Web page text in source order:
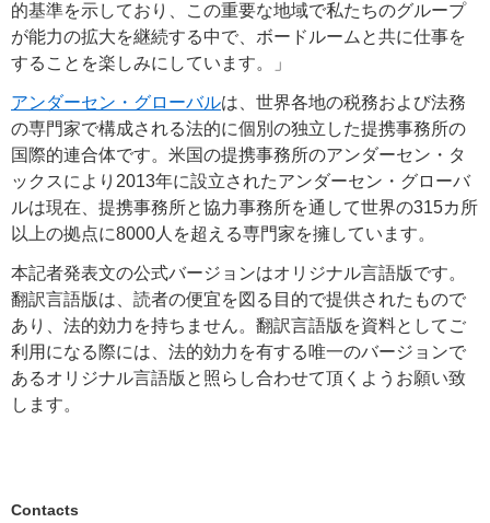
的基準を示しており、この重要な地域で私たちのグループ
が能力の拡大を継続する中で、ボードルームと共に仕事を
することを楽しみにしています。」
アンダーセン・グローバルは、世界各地の税務および法務
の専門家で構成される法的に個別の独立した提携事務所の
国際的連合体です。米国の提携事務所のアンダーセン・タ
ックスにより2013年に設立されたアンダーセン・グローバ
ルは現在、提携事務所と協力事務所を通して世界の315カ所
以上の拠点に8000人を超える専門家を擁しています。
本記者発表文の公式バージョンはオリジナル言語版です。
翻訳言語版は、読者の便宜を図る目的で提供されたもので
あり、法的効力を持ちません。翻訳言語版を資料としてご
利用になる際には、法的効力を有する唯一のバージョンで
あるオリジナル言語版と照らし合わせて頂くようお願い致
します。
Contacts